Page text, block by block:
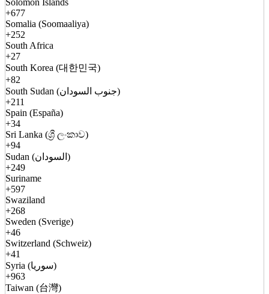
Solomon Islands
+677
Somalia (Soomaaliya)
+252
South Africa
+27
South Korea (대한민국)
+82
South Sudan (جنوب السودان)
+211
Spain (España)
+34
Sri Lanka (ශ්‍රී ලංකාව)
+94
Sudan (السودان)
+249
Suriname
+597
Swaziland
+268
Sweden (Sverige)
+46
Switzerland (Schweiz)
+41
Syria (سوريا)
+963
Taiwan (台灣)